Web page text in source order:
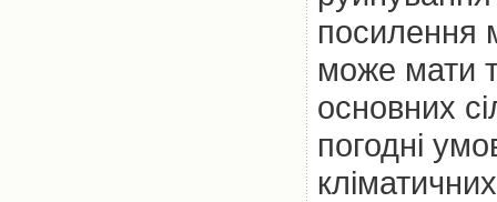
посилення
може мати
основних
погодні